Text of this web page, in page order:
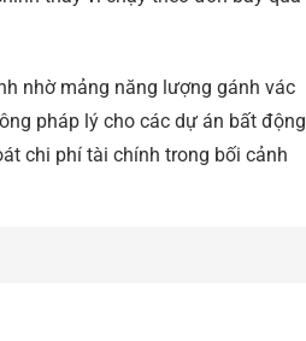
nhờ mảng năng lượng gánh vác
pháp lý cho các dự án bất động
chi phí tài chính trong bối cảnh